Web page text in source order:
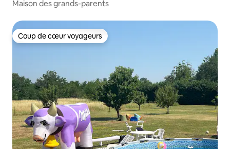
Maison des grands-parents
Coup de cœur voyageurs
Coup de cœur voyageurs